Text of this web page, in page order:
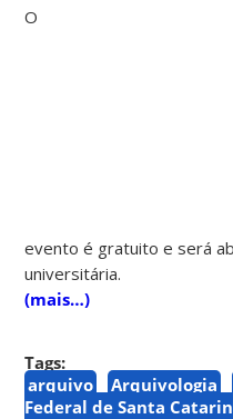
O
evento é gratuito e será
universitária.
(mais…)
Tags:
arquivo
Arquivologia
Federal de Santa